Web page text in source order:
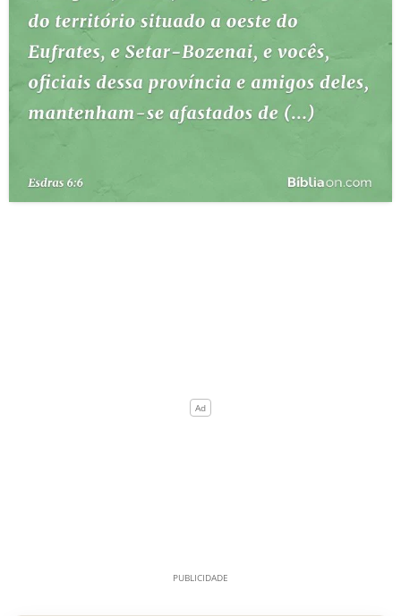
ESBOÇOS DE PREGAÇÃO
TEMAS
PERGUNTE À BÍBLIA IA
QUEM SOMOS